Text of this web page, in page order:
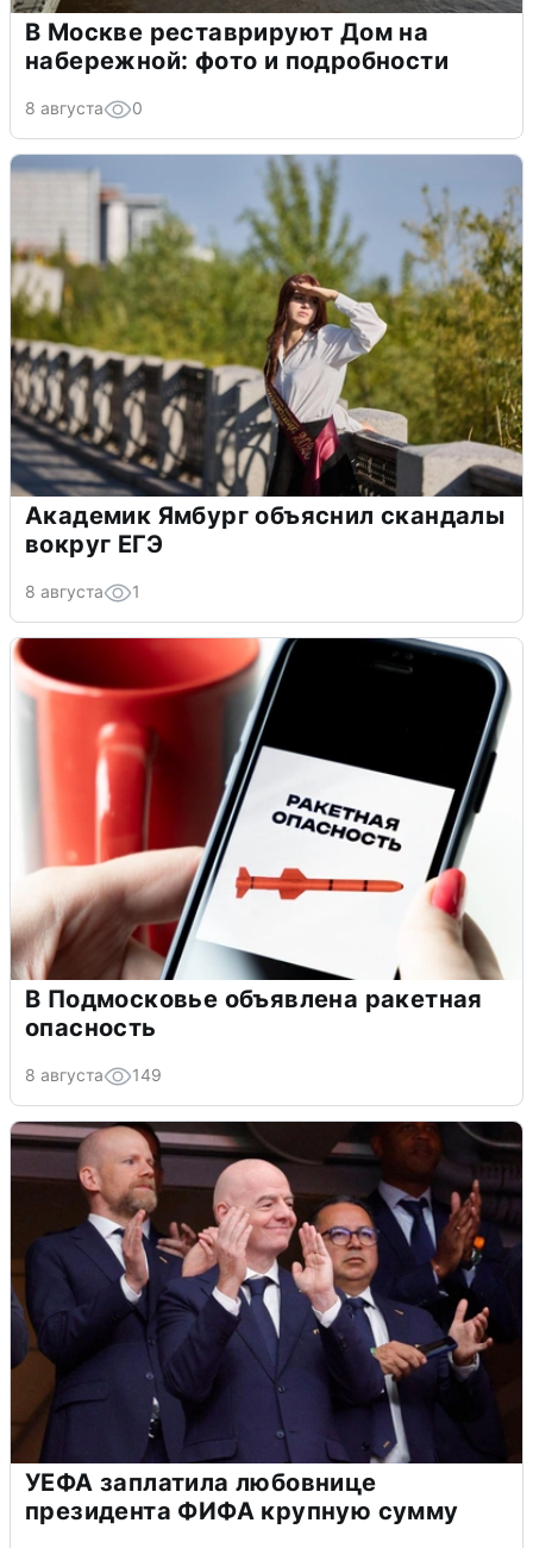
В Москве реставрируют Дом на
набережной: фото и подробности
8 августа 0
Академик Ямбург объяснил скандалы
вокруг ЕГЭ
8 августа 1
В Подмосковье объявлена ракетная
опасность
8 августа 149
УЕФА заплатила любовнице
президента ФИФА крупную сумму